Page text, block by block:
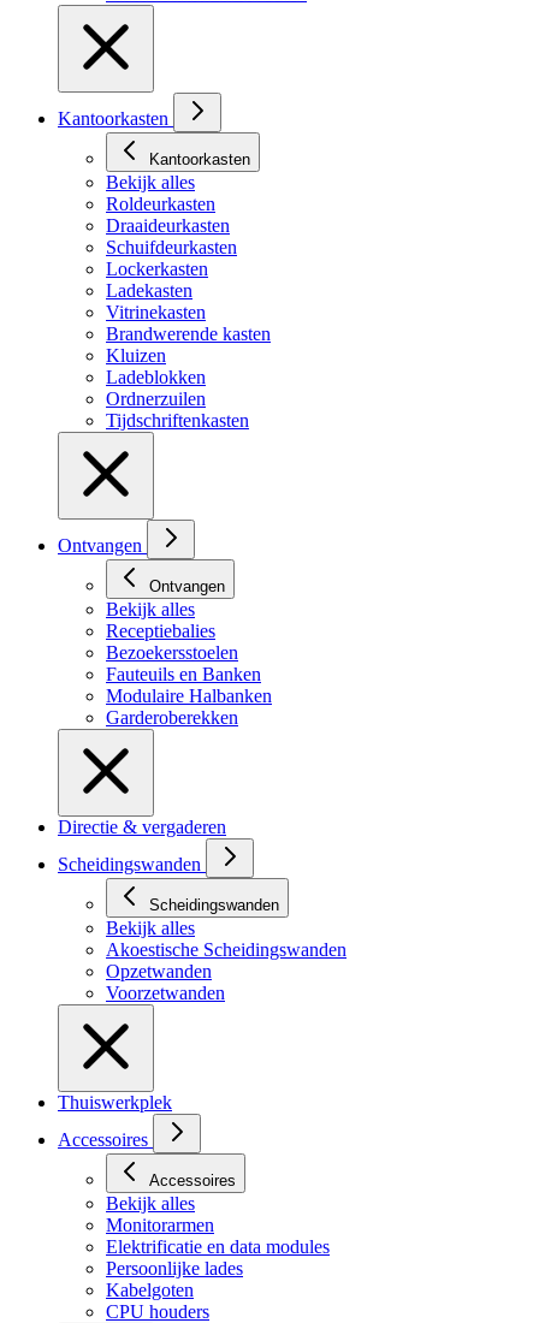
Kantoorkasten
Kantoorkasten
Bekijk alles
Roldeurkasten
Draaideurkasten
Schuifdeurkasten
Lockerkasten
Ladekasten
Vitrinekasten
Brandwerende kasten
Kluizen
Ladeblokken
Ordnerzuilen
Tijdschriftenkasten
Ontvangen
Ontvangen
Bekijk alles
Receptiebalies
Bezoekersstoelen
Fauteuils en Banken
Modulaire Halbanken
Garderoberekken
Directie & vergaderen
Scheidingswanden
Scheidingswanden
Bekijk alles
Akoestische Scheidingswanden
Opzetwanden
Voorzetwanden
Thuiswerkplek
Accessoires
Accessoires
Bekijk alles
Monitorarmen
Elektrificatie en data modules
Persoonlijke lades
Kabelgoten
CPU houders